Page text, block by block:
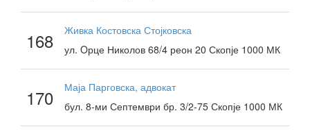
168
Живка Костовска Стојковска
ул. Oрце Николов 68/4 реон 20 Скопје 1000 МК
170
Маја Парговска, адвокат
бул. 8-ми Септември бр. 3/2-75 Скопје 1000 МК